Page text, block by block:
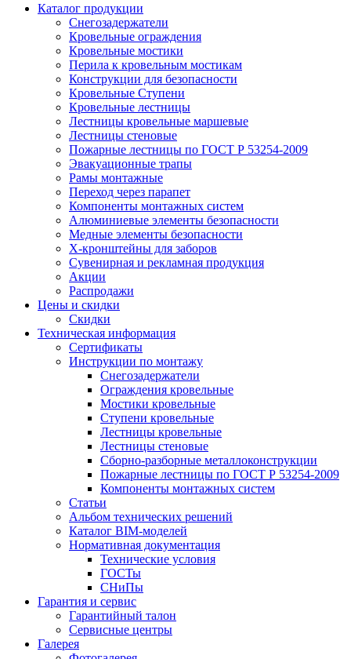
Каталог продукции
Снегозадержатели
Кровельные ограждения
Кровельные мостики
Перила к кровельным мостикам
Конструкции для безопасности
Кровельные Ступени
Кровельные лестницы
Лестницы кровельные маршевые
Лестницы стеновые
Пожарные лестницы по ГОСТ Р 53254-2009
Эвакуационные трапы
Рамы монтажные
Переход через парапет
Компоненты монтажных систем
Алюминиевые элементы безопасности
Медные элементы безопасности
X-кронштейны для заборов
Сувенирная и рекламная продукция
Акции
Распродажи
Цены и скидки
Скидки
Техническая информация
Сертификаты
Инструкции по монтажу
Снегозадержатели
Ограждения кровельные
Мостики кровельные
Ступени кровельные
Лестницы кровельные
Лестницы стеновые
Сборно-разборные металлоконструкции
Пожарные лестницы по ГОСТ Р 53254-2009
Компоненты монтажных систем
Статьи
Альбом технических решений
Каталог BIM-моделей
Нормативная документация
Технические условия
ГОСТы
СНиПы
Гарантия и сервис
Гарантийный талон
Сервисные центры
Галерея